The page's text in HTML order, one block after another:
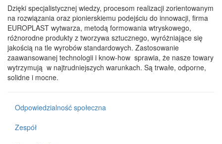
Dzięki specjalistycznej wiedzy, procesom realizacji zorientowanym
na rozwiązania oraz pionierskiemu podejściu do innowacji, firma
EUROPLAST wytwarza, metodą formowania wtryskowego,
różnorodne produkty z tworzywa sztucznego, wyróżniające się
jakością na tle wyrobów standardowych. Zastosowanie
zaawansowanej technologii i know-how sprawia, że nasze towary
wytrzymują w najtrudniejszych warunkach. Są trwałe, odporne,
solidne i mocne.
Odpowiedzialność społeczna
Zespół